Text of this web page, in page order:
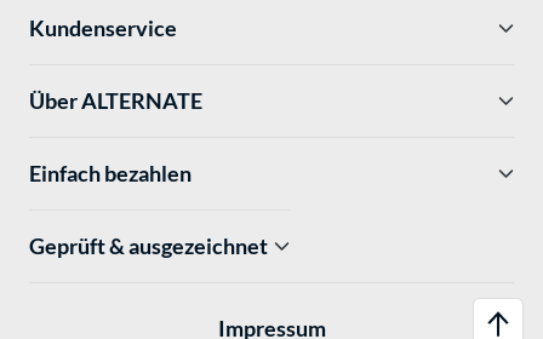
Kundenservice
Über ALTERNATE
Einfach bezahlen
Geprüft & ausgezeichnet
Impressum